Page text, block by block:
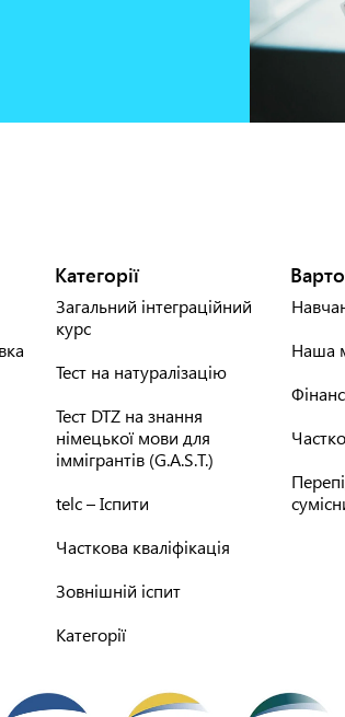
Категорії
Загальний інтеграційний
курс
Тест на натуралізацію
Тест DTZ на знання
німецької мови для
іммігрантів (G.A.S.T.)
telc – Іспити
Часткова кваліфікація
Зовнішній іспит
Категорії
Наша